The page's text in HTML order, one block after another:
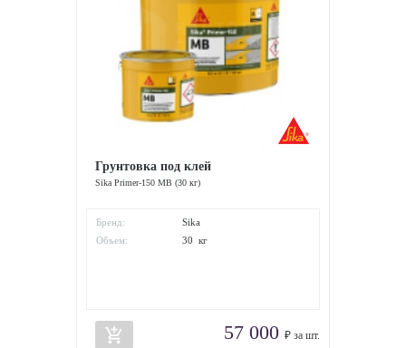
Грунтовка под клей
Sika Primer-150 MB (30 кг)
Бренд:
Sika
Объем:
30 кг
add_shopping_cart 57 000 ₽ за шт.